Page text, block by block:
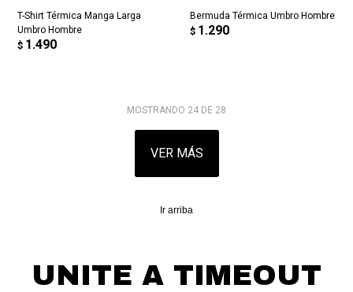
T-Shirt Térmica Manga Larga
Umbro Hombre
$ 1.490
Bermuda Térmica Umbro Hombre
$ 1.290
MOSTRANDO 24 DE 28
VER MÁS
Ir arriba
UNITE A TIMEOUT